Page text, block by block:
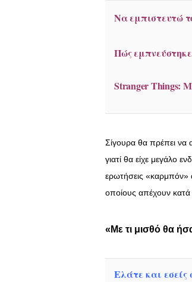
Να εμπιστευτώ
Πώς
Stranger Things:
Σίγουρα θα πρέπει να
γιατί θα είχε μεγάλο
ερωτήσεις
οποίους απέχουν
«Με τι μισθό θα
Ελάτε και